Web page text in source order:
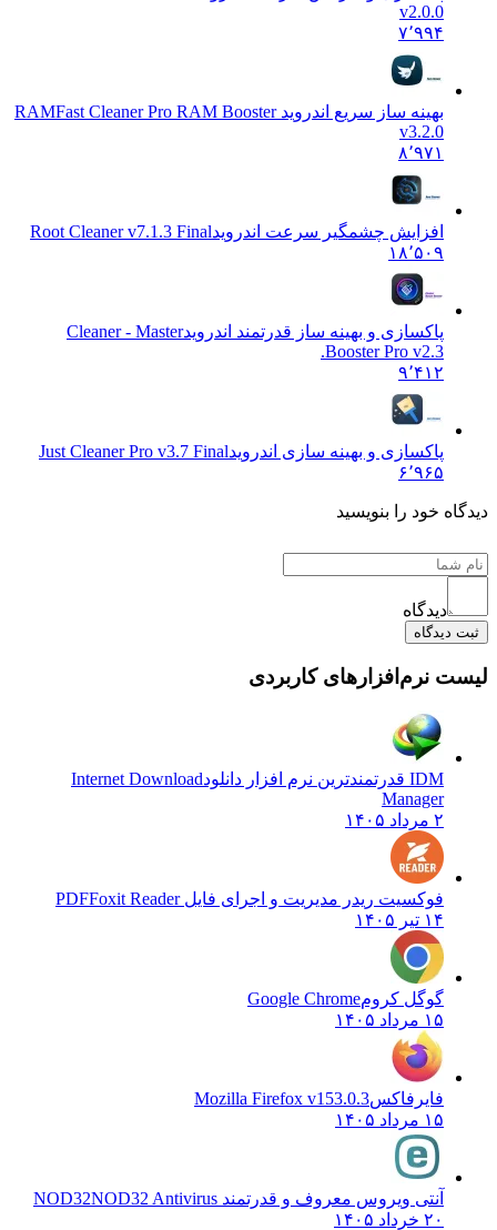
v2.0.0
۷٬۹۹۴
بهینه ساز سریع اندروید RAMFast Cleaner Pro RAM Booster
v3.2.0
۸٬۹۷۱
افزایش چشمگیر سرعت اندرویدRoot Cleaner v7.1.3 Final
۱۸٬۵۰۹
پاکسازی و بهینه ساز قدرتمند اندرویدCleaner - Master
Booster Pro v2.3.
۹٬۴۱۲
پاکسازی و بهینه سازی اندرویدJust Cleaner Pro v3.7 Final
۶٬۹۶۵
خود را بنویسید
دیدگاه
ثبت دیدگاه
نرم‌افزارهای کاربردی
IDM قدرتمندترین نرم افزار دانلود
Internet Download
Manager
فوکسیت ریدر مدیریت و اجرای فایل PDF Foxit Reader
۱۴ تیر ۱۴۰۵
گوگل کرومGoogle Chrome
۱۵ مرداد ۱۴۰۵
فایرفاکسMozilla Firefox v153.0.3
۱۵ مرداد ۱۴۰۵
آنتی ویروس معروف و قدرتمند NOD32NOD32 Antivirus
۲۰ خرداد ۱۴۰۵